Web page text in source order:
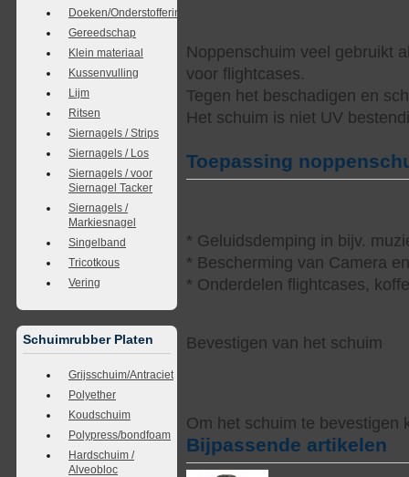
Doeken/Onderstoffering
Gereedschap
Klein materiaal
Kussenvulling
Lijm
Ritsen
Siernagels / Strips
Siernagels / Los
Siernagels / voor
Siernagel Tacker
Siernagels /
Markiesnagel
Singelband
Tricotkous
Vering
Schuimrubber Platen
Grijsschuim/Antraciet
Polyether
Koudschuim
Polypress/bondfoam
Hardschuim /
Alveobloc
Noppenschuim veel gebruikt
voor flightcases.
Tegen het beschadigen en
Het schuim is niet UV
Toepassing
* Geluidsdemping in bijv.
* Bescherming van Camera
* Onderdelen flightcases,
Bevestigen van het schuim
Om het schuim te bevestigen
Bijpassende artikelen